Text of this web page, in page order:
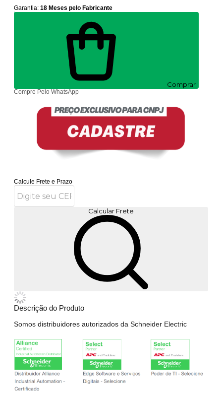
Garantia:18 Meses pelo Fabricante
Comprar
Compre Pelo WhatsApp
Calcule Frete e Prazo
Calcular Frete
Descrição do Produto
Somos distribuidores autorizados da Schneider Electric